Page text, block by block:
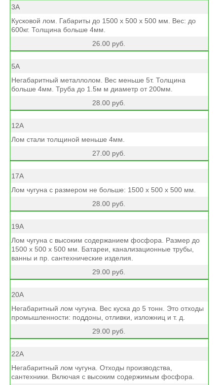
3А
Кусковой лом. Габариты до 1500 х 500 х 500 мм. Вес: до
600кг. Толщина больше 4мм.
26.00 руб.
5А
Негабаритный металлолом. Вес меньше 5т. Толщина
больше 4мм. Труба до 1.5м м диаметр от 200мм.
28.00 руб.
12А
Лом стали толщиной меньше 4мм.
27.00 руб.
17А
Лом чугуна с размером не больше: 1500 х 500 х 500 мм.
28.00 руб.
19А
Лом чугуна с высоким содержанием фосфора. Размер до
1500 х 500 х 500 мм. Батареи, канализационные трубы,
ванны и пр. сантехнические изделия.
29.00 руб.
20А
Негабаритный лом чугуна. Вес куска до 5 тонн. Это отходы
промышленности: поддоны, отливки, изложниц и т. д.
29.00 руб.
22А
Негабаритный лом чугуна. Отходы производства,
сантехники. Включая с высоким содержимым фосфора.